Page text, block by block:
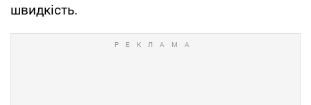
швидкість.